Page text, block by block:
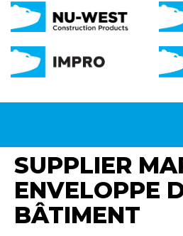
SUPPLIER
ENVELOPPE
BÂTIMENT